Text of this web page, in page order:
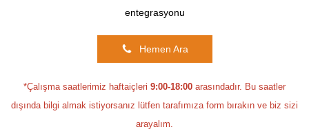
entegrasyonu
Hemen Ara
*Çalışma saatlerimiz haftaiçleri 9:00-18:00 arasındadır. Bu saatler
dışında bilgi almak istiyorsanız lütfen tarafımıza form bırakın ve biz sizi
arayalım.